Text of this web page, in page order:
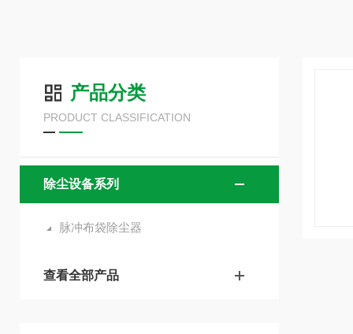
产品分类
PRODUCT CLASSIFICATION
除尘设备系列
脉冲布袋除尘器
查看全部产品